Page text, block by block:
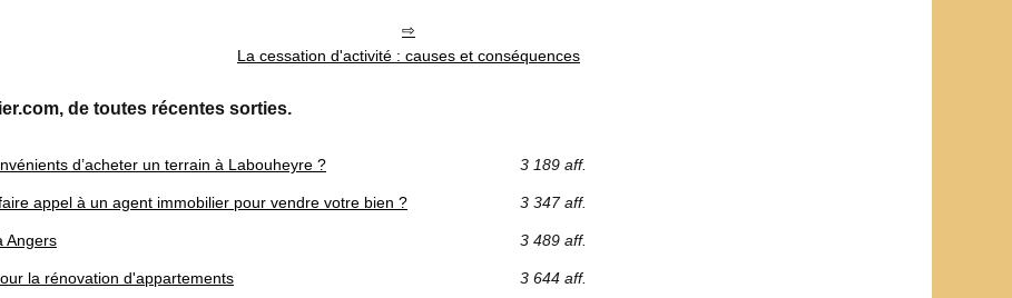
La cessation d'activité : causes et conséquences
de toutes récentes sorties.
d’acheter un terrain à Labouheyre ? 3 189 aff.
appel à un agent immobilier pour vendre votre bien ? 3 347 aff.
Angers 3 489 aff.
la rénovation d'appartements 3 644 aff.